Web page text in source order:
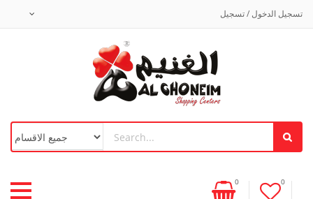
تسجيل الدخول / تسجيل
0 0